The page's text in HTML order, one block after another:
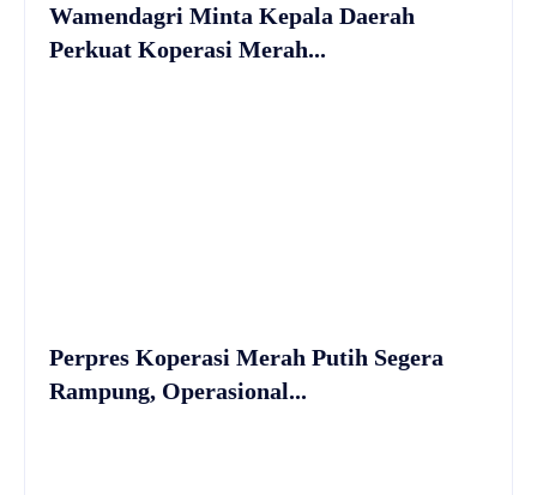
Wamendagri Minta Kepala Daerah
Perkuat Koperasi Merah...
Perpres Koperasi Merah Putih Segera
Rampung, Operasional...